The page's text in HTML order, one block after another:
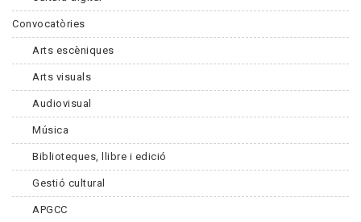
Convocatòries
Arts escèniques
Arts visuals
Audiovisual
Música
Biblioteques, llibre i edició
Gestió cultural
APGCC